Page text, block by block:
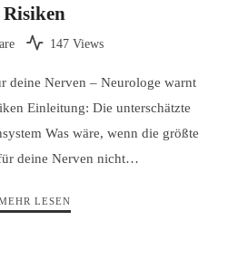
Risiken
147 Views
deine Nerven – Neurologe warnt
Einleitung: Die unterschätzte
Was wäre, wenn die größte
deine Nerven nicht…
LESEN